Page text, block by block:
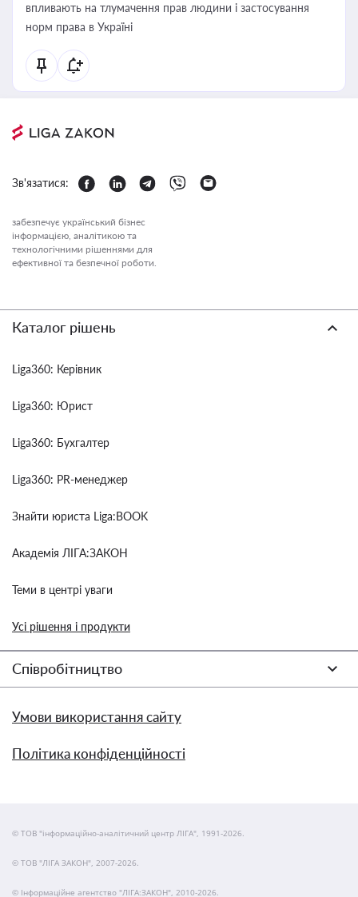
впливають на тлумачення прав людини і застосування
норм права в Україні
Зв'язатися:
забезпечує український бізнес
інформацією, аналітикою та
технологічними рішеннями для
ефективної та безпечної роботи.
Каталог рішень
Liga360: Керівник
Liga360: Юрист
Liga360: Бухгалтер
Liga360: PR-менеджер
Знайти юриста Liga:BOOK
Академія ЛІГА:ЗАКОН
Теми в центрі уваги
Усі рішення і продукти
Співробітництво
Умови використання сайту
Політика конфіденційності
© ТОВ "інформаційно-аналітичний центр ЛІГА", 1991-2026.
© ТОВ "ЛІГА ЗАКОН", 2007-2026.
© Інформаційне агентство "ЛІГА:ЗАКОН", 2010-2026.